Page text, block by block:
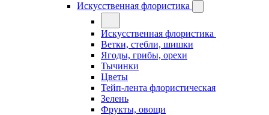
Искусственная флористика
Искусственная флористика
Ветки, стебли, шишки
Ягоды, грибы, орехи
Тычинки
Цветы
Тейп-лента флористическая
Зелень
Фрукты, овощи